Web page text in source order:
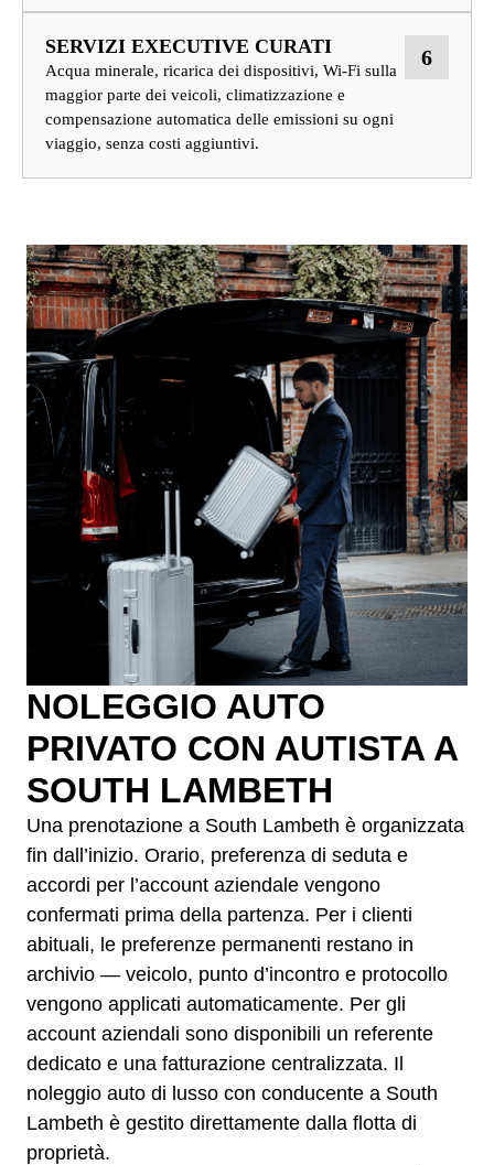
SERVIZI EXECUTIVE CURATI
Acqua minerale, ricarica dei dispositivi, Wi-Fi sulla
maggior parte dei veicoli, climatizzazione e
compensazione automatica delle emissioni su ogni
viaggio, senza costi aggiuntivi.
6
NOLEGGIO AUTO
PRIVATO CON AUTISTA A
SOUTH LAMBETH
Una prenotazione a South Lambeth è organizzata
fin dall’inizio. Orario, preferenza di seduta e
accordi per l’account aziendale vengono
confermati prima della partenza. Per i clienti
abituali, le preferenze permanenti restano in
archivio — veicolo, punto d’incontro e protocollo
vengono applicati automaticamente. Per gli
account aziendali sono disponibili un referente
dedicato e una fatturazione centralizzata. Il
noleggio auto di lusso con conducente a South
Lambeth è gestito direttamente dalla flotta di
proprietà.